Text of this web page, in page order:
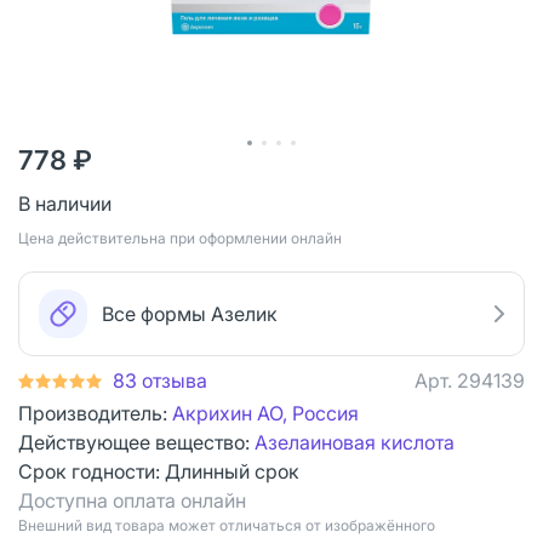
778 ₽
В наличии
Цена действительна при оформлении онлайн
Все формы Азелик
83 отзыва Арт. 294139
Производитель: Акрихин АО, Россия
Действующее вещество: Азелаиновая кислота
Срок годности: Длинный срок
Доступна оплата онлайн
Bнешний вид товара может отличаться от изображённого